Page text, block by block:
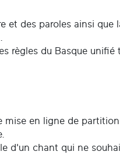
et des paroles ainsi
règles du Basque
en ligne de
d'un chant qui ne